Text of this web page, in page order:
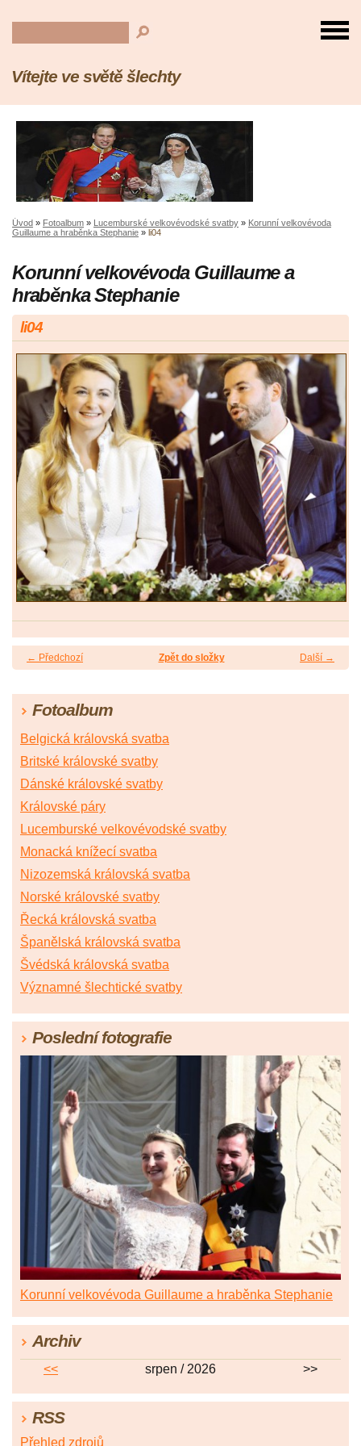
Vítejte ve světě šlechty
Úvod » Fotoalbum » Lucemburské velkovévodské svatby » Korunní velkovévoda
Guillaume a hraběnka Stephanie » li04
Korunní velkovévoda Guillaume a
hraběnka Stephanie
li04
← Předchozí Další →
Zpět do složky
Fotoalbum
Belgická královská svatba
Britské královské svatby
Dánské královské svatby
Královské páry
Lucemburské velkovévodské svatby
Monacká knížecí svatba
Nizozemská královská svatba
Norské královské svatby
Řecká královská svatba
Španělská královská svatba
Švédská královská svatba
Významné šlechtické svatby
Poslední fotografie
Korunní velkovévoda Guillaume a hraběnka Stephanie
Archiv
<< srpen / 2026 >>
RSS
Přehled zdrojů